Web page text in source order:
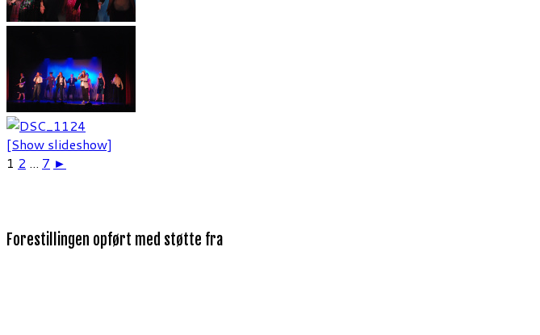
[Show slideshow]
1 2 ... 7 ►
Forestillingen opført med støtte fra